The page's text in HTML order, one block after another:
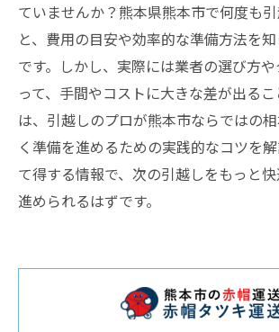
ていませんか？熊本県熊本市で何度も
と、費用の目安や効率的な準備方法を
です。しかし、実際には業者の選び方
って、手間やコストに大きな差が出る
は、引越しのプロが熊本市ならではの
く準備を進めるための実践的なコツを
て得する情報で、次の引越しをもっと
進められるはずです。